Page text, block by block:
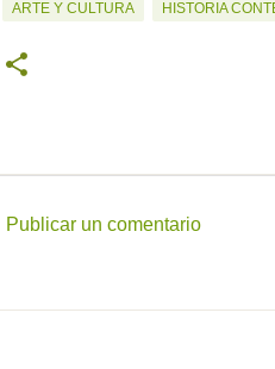
ARTE Y CULTURA HISTORIA
Publicar un comentario